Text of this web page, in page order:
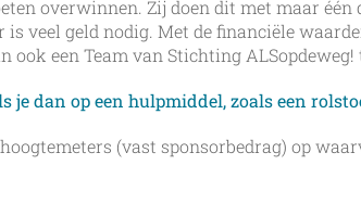
overwinnen. Zij doen dit met maar
veel geld nodig. Met de financiële
ook een Team van Stichting ALSopdeweg!
je dan op een hulpmiddel, zoals een
(vast sponsorbedrag) op